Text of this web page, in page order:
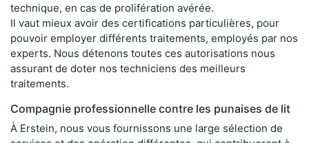
technique, en cas de prolifération avérée.
Il vaut mieux avoir des certifications particulières, pour
pouvoir employer différents traitements, employés par nos
experts. Nous détenons toutes ces autorisations nous
assurant de doter nos techniciens des meilleurs
traitements.
Compagnie professionnelle contre les punaises de lit
À Erstein, nous vous fournissons une large sélection de